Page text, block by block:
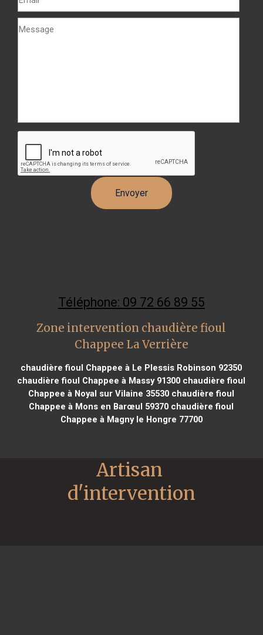
Téléphone: 09 72 66 89 55
Zone intervention chaudière fioul
Chappee La Verrière
chaudière fioul Chappee à Le Plessis Robinson 92350
chaudière fioul Chappee à Massy 91300 chaudière fioul
Chappee à Noyal sur Vilaine 35530 chaudière fioul
Chappee à Mons en Barœul 59370 chaudière fioul
Chappee à Magny le Hongre 77700
Artisan
d'intervention